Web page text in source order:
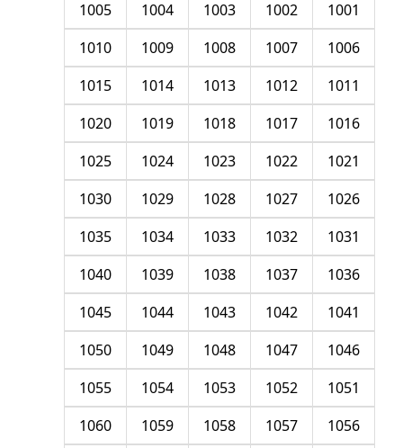
1001
1002
1003
1004
1005
1006
1007
1008
1009
1010
1011
1012
1013
1014
1015
1016
1017
1018
1019
1020
1021
1022
1023
1024
1025
1026
1027
1028
1029
1030
1031
1032
1033
1034
1035
1036
1037
1038
1039
1040
1041
1042
1043
1044
1045
1046
1047
1048
1049
1050
1051
1052
1053
1054
1055
1056
1057
1058
1059
1060